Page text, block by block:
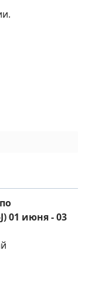
01 июня - 03